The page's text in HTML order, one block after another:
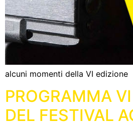
alcuni momenti della VI edizione
PROGRAMMA
DEL FESTIVAL